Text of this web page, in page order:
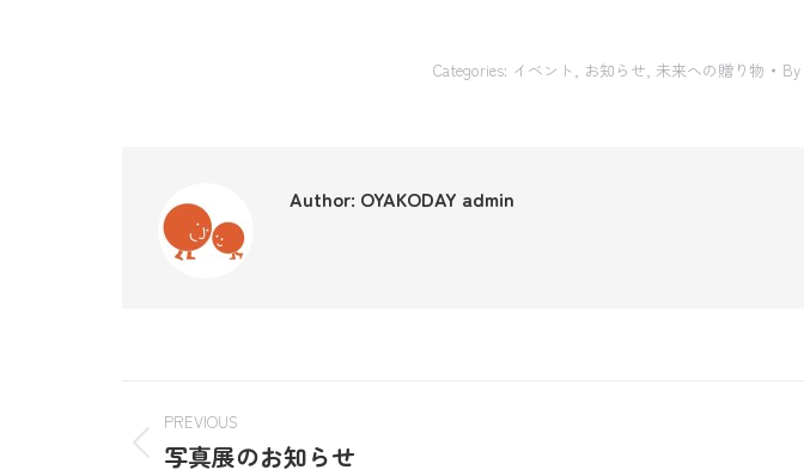
Categories: イベント お知らせ 未来への贈り物 By
Author: OYAKODAY admin
PREVIOUS
写真展のお知らせ